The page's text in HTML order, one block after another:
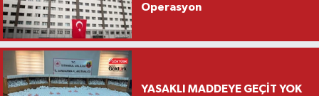
Operasyon
YASAKLI MADDEYE GEÇİT YOK